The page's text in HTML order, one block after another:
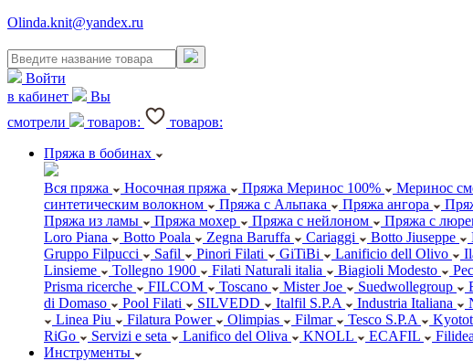
Olinda.knit@yandex.ru
Войти
в кабинет
Вы
смотрели
товаров:
товаров:
Пряжа в бобинах
Вся пряжа Носочная пряжа Пряжа Меринос 100% Меринос
синтетическим волокном
Пряжа с Альпака Пряжа ангора
Пряжа из ламы
Пряжа мохер Пряжа с нейлоном Пряжа с
Loro Piana
Botto Poala Zegna Baruffa Cariaggi Botto Jiuseppe
Gruppo Filpucci
Safil Pinori Filati GiTiBi Lanificio dell Olivo
Linsieme
Tollegno 1900 Filati Naturali italia Biagioli Modesto
Prisma ricerche
FILCOM Toscano Mister Joe Suedwollegroup
di Domaso
Pool Filati SILVEDD Italfil S.P.A Industria Italiana
Linea Piu
Filatura Power Olimpias Filmar Tesco S.P.A
RiGo
Servizi e seta Lanifico del Oliva KNOLL ECAFIL Filidea
Инструменты